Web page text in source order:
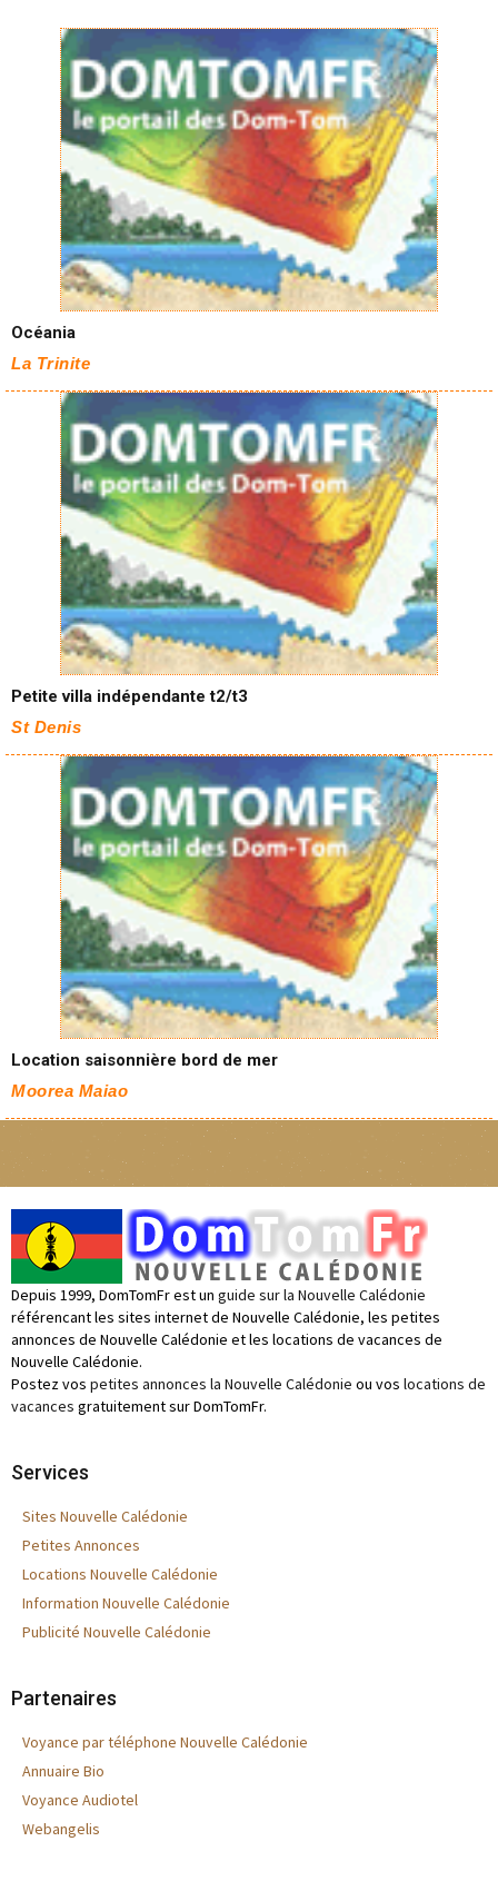
Océania
La Trinite
Petite villa indépendante t2/t3
St Denis
Location saisonnière bord de mer
Moorea Maiao
Depuis 1999, DomTomFr est un guide sur la Nouvelle Calédonie
référencant les sites internet de Nouvelle Calédonie, les petites
annonces de Nouvelle Calédonie et les locations de vacances de
Nouvelle Calédonie.
Postez vos petites annonces la Nouvelle Calédonie ou vos locations de
vacances gratuitement sur DomTomFr.
Services
Sites Nouvelle Calédonie
Petites Annonces
Locations Nouvelle Calédonie
Information Nouvelle Calédonie
Publicité Nouvelle Calédonie
Partenaires
Voyance par téléphone Nouvelle Calédonie
Annuaire Bio
Voyance Audiotel
Webangelis